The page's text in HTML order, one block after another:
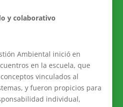
y colaborativo
Ambiental inició en
en la escuela, que
vinculados al
y fueron propicios para
individual,